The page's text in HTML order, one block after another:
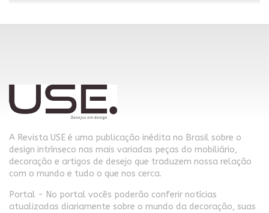
A Revista USE é uma publicação inédita no Brasil sobre o
design intrínseco nas mais variadas peças do mobiliário,
decoração e artigos de desejo que traduzem nossa relação
com o mundo e tudo o que nos cerca.
Portal - No portal vocês poderão conferir notícias
atualizadas diariamente sobre o mundo da decoração, suas